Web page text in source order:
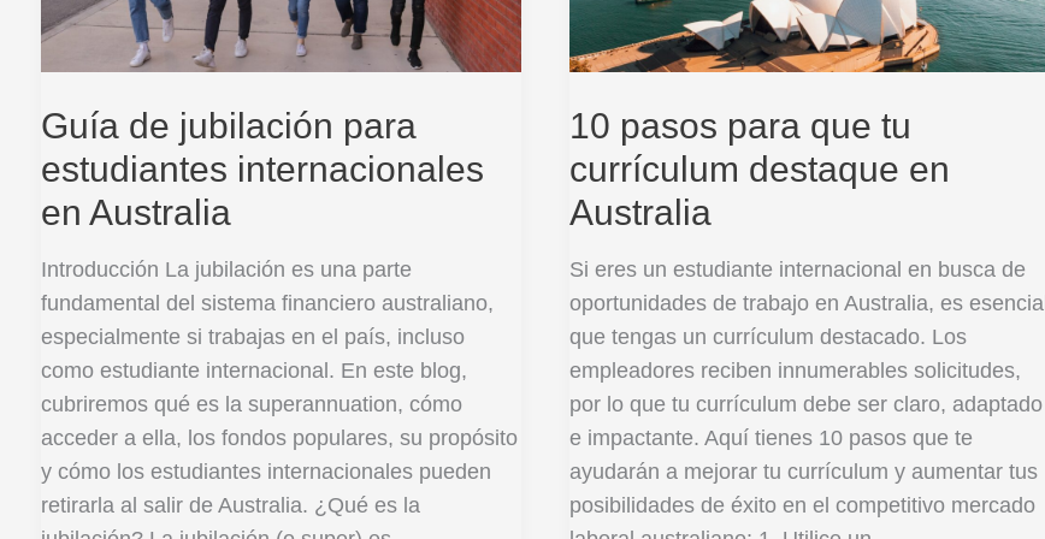
Guía de jubilación para
estudiantes internacionales
en Australia
Introducción La jubilación es una parte
fundamental del sistema financiero australiano,
especialmente si trabajas en el país, incluso
como estudiante internacional. En este blog,
cubriremos qué es la superannuation, cómo
acceder a ella, los fondos populares, su propósito
y cómo los estudiantes internacionales pueden
retirarla al salir de Australia. ¿Qué es la
en
10 pasos para que tu
currículum destaque en
Australia
Si eres un estudiante internacional en busca de
oportunidades de trabajo en Australia, es esencial
que tengas un currículum destacado. Los
empleadores reciben innumerables solicitudes,
por lo que tu currículum debe ser claro, adaptado
e impactante. Aquí tienes 10 pasos que te
ayudarán a mejorar tu currículum y aumentar tus
posibilidades de éxito en el competitivo mercado
destaque
en